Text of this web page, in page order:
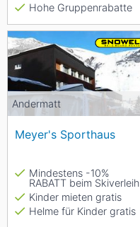
Hohe Gruppenrabatte
Andermatt
Meyer's Sporthaus
Mindestens -10%
RABATT beim Skiverleih
Kinder mieten gratis
Helme für Kinder gratis